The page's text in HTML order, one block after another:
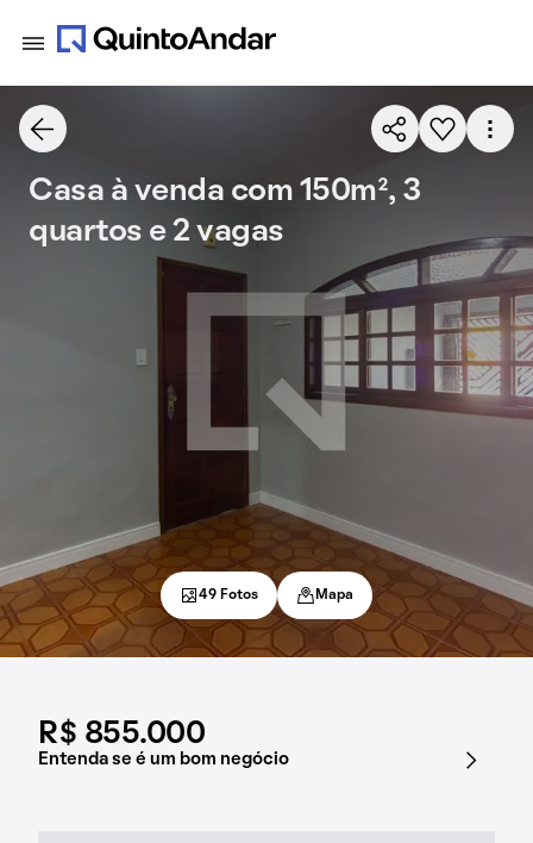
R$ 855.000
Entenda se é um bom negócio
Casa à venda com 150m², 3
quartos e 2 vagas
49 Fotos Mapa